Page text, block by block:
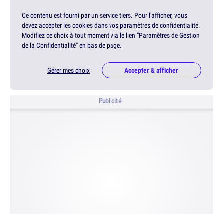
Ce contenu est fourni par un service tiers. Pour l'afficher, vous
devez accepter les cookies dans vos paramètres de confidentialité.
Modifiez ce choix à tout moment via le lien "Paramètres de Gestion
de la Confidentialité" en bas de page.
Gérer mes choix Accepter & afficher
Publicité